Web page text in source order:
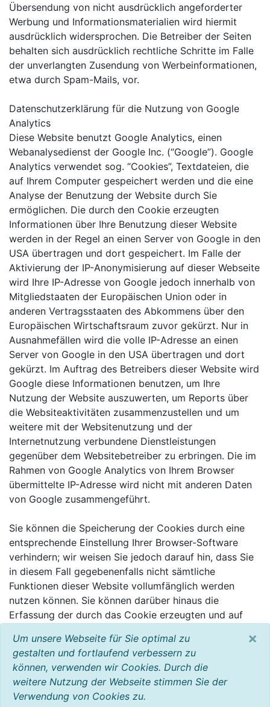
Übersendung von nicht ausdrücklich angeforderter
Werbung und Informationsmaterialien wird hiermit
ausdrücklich widersprochen. Die Betreiber der Seiten
behalten sich ausdrücklich rechtliche Schritte im Falle
der unverlangten Zusendung von Werbeinformationen,
etwa durch Spam-Mails, vor.
Datenschutzerklärung für die Nutzung von Google
Analytics
Diese Website benutzt Google Analytics, einen
Webanalysedienst der Google Inc. (“Google”). Google
Analytics verwendet sog. “Cookies”, Textdateien, die
auf Ihrem Computer gespeichert werden und die eine
Analyse der Benutzung der Website durch Sie
ermöglichen. Die durch den Cookie erzeugten
Informationen über Ihre Benutzung dieser Website
werden in der Regel an einen Server von Google in den
USA übertragen und dort gespeichert. Im Falle der
Aktivierung der IP-Anonymisierung auf dieser Webseite
wird Ihre IP-Adresse von Google jedoch innerhalb von
Mitgliedstaaten der Europäischen Union oder in
anderen Vertragsstaaten des Abkommens über den
Europäischen Wirtschaftsraum zuvor gekürzt. Nur in
Ausnahmefällen wird die volle IP-Adresse an einen
Server von Google in den USA übertragen und dort
gekürzt. Im Auftrag des Betreibers dieser Website wird
Google diese Informationen benutzen, um Ihre
Nutzung der Website auszuwerten, um Reports über
die Websiteaktivitäten zusammenzustellen und um
weitere mit der Websitenutzung und der
Internetnutzung verbundene Dienstleistungen
gegenüber dem Websitebetreiber zu erbringen. Die im
Rahmen von Google Analytics von Ihrem Browser
übermittelte IP-Adresse wird nicht mit anderen Daten
von Google zusammengeführt.
Sie können die Speicherung der Cookies durch eine
entsprechende Einstellung Ihrer Browser-Software
verhindern; wir weisen Sie jedoch darauf hin, dass Sie
in diesem Fall gegebenenfalls nicht sämtliche
Funktionen dieser Website vollumfänglich werden
nutzen können. Sie können darüber hinaus die
Erfassung der durch das Cookie erzeugten und auf
IP-Adresse) an Google sowie die Verarbeitung dieser
Daten durch Google verhindern, indem sie das unter
dem folgenden Link verfügbare Browser-Plugin
herunterladen und installieren:
http://tools.google.com/dlpage/gaoptout?hl=de.
Um unsere Webseite für Sie optimal zu
gestalten und fortlaufend verbessern zu
können, verwenden wir Cookies. Durch die
weitere Nutzung der Webseite stimmen Sie der
Verwendung von Cookies zu.
×